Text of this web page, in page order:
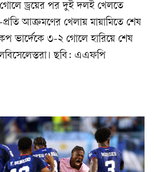
ড্রয়ের পর দুই দলই খেলতে
আক্রমণের খেলায় মায়ামিতে শেষ
ভার্দেকে ৩-২ গোলে হারিয়ে শেষ
ছবি: এএফপি